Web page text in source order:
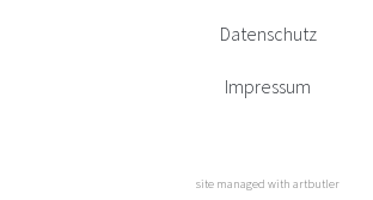
Datenschutz
Impressum
site managed with artbutler